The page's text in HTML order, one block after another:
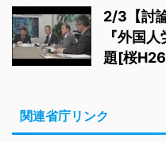
2/3【討
『外国
題[桜
関連省庁リンク